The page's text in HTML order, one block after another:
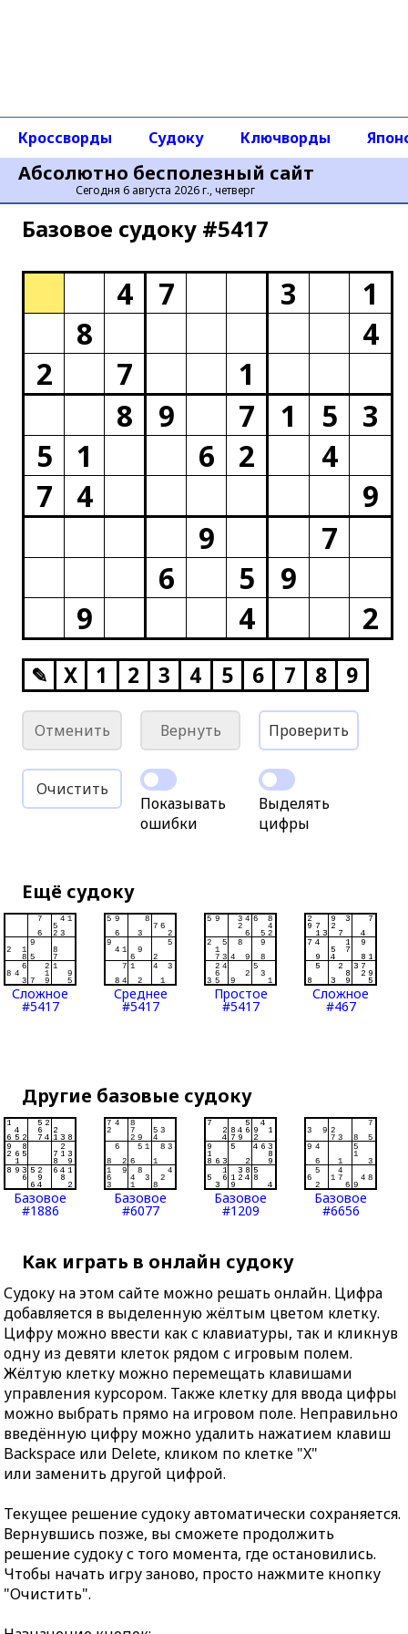
Абсолютно бесполезный сайт
Сегодня 6 августа 2026 г., четверг
Кроссворды Судоку Ключворды
Базовое cудоку #5417
4 7 3
1
8
4
2
7
1
8
9 7 1 5
3
5
1 6 2
4
7
4
9
9
7
6
5
9
9
4 2
✎ X 1 2 3 4 5 6 7 8 9
Отменить Вернуть Проверить
Очистить
Показывать
ошибки
Выделять
цифры
Ещё судоку
Сложное
#5417
Среднее
#5417
Простое
#5417
Сложное
#467
Другие базовые судоку
Базовое
#1886
Базовое
#6077
Базовое
#1209
Базовое
#6656
Как играть в онлайн судоку
Судоку на этом сайте можно решать онлайн. Цифра
добавляется в выделенную жёлтым цветом клетку.
Цифру можно ввести как с клавиатуры, так и кликнув
одну из девяти клеток рядом с игровым полем.
Жёлтую клетку можно перемещать клавишами
управления курсором. Также клетку для ввода цифры
можно выбрать прямо на игровом поле. Неправильно
введённую цифру можно удалить нажатием клавиш
Backspace или Delete, кликом по клетке "X"
или заменить другой цифрой.
Текущее решение судоку автоматически сохраняется.
Вернувшись позже, вы сможете продолжить
решение судоку с того момента, где остановились.
Чтобы начать игру заново, просто нажмите кнопку
"Очистить".